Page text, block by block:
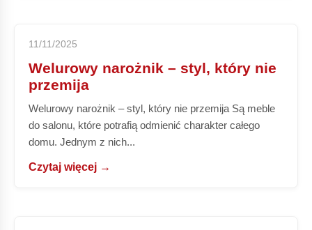
11/11/2025
Welurowy narożnik – styl, który nie
przemija
Welurowy narożnik – styl, który nie przemija Są meble
do salonu, które potrafią odmienić charakter całego
domu. Jednym z nich...
Czytaj więcej →